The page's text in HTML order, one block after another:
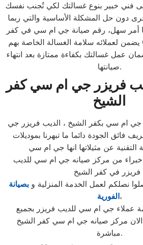
فني خبير بنوع غسالتك لكي تُجنب نفسك
دون حل المشكلة الأساسية والتي ربما
أمر سهل، رقم صيانة جي ام سي في كفر
الشيخ 01010916814 يضمن لعملائه سلامة الغسالة الخاصة بهم
عمل غسالتك بكفاءة ممتازة بعد انتهاء
صيانتها.
فريزر جي ام سي كفر
الشيخ
جي ام سي بكفر الشيخ ، الديب فريزر جي
فائق الجودة دائما ما تبهرنا بموديلات
خبراء من مركز صيانه جي ام سي للديب
نصلكم لعمل الخدمة المنزلية وبصيانة
الفورية،
عملاء جي ام سي للديب فريزر بجميع
الان مركز صيانه جي ام سي كفر الشيخ
مباشرة.